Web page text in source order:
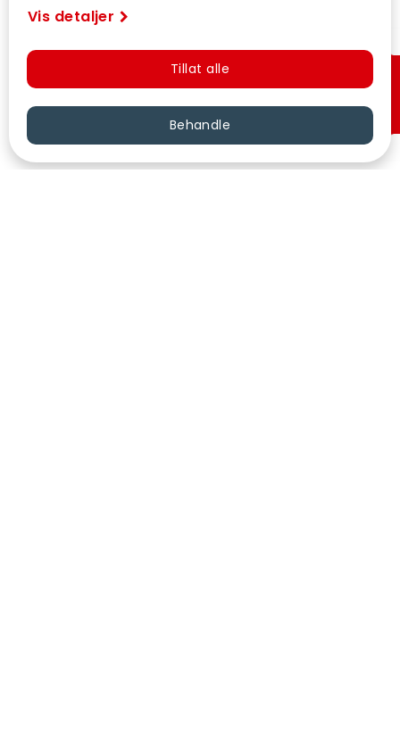
Vis detaljer
Tillat alle
Behandle Hurtigkjøp